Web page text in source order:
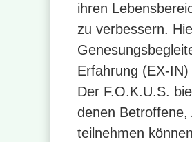
ihren
zu verbessern.
Erfahrung (EX-IN)
Der F.O.K.U.S.
denen Betroffene,
teilnehmen